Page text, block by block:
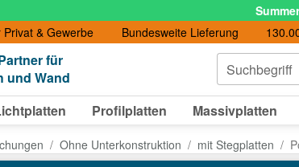
Privat & Gewerbe Bundesweite Lieferung
für
und Wand
Suchbegriff
Profilplatten Massivplatten
Ohne Unterkonstruktion mit Stegplatten